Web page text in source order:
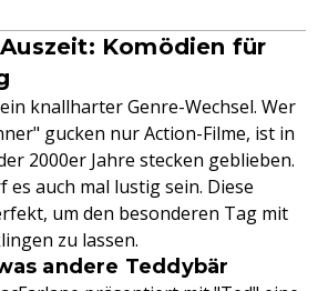
Komödien für
knallharter Genre-Wechsel. Wer
gucken nur Action-Filme, ist in
2000er Jahre stecken geblieben.
es auch mal lustig sein. Diese
um den besonderen Tag mit
zu lassen.
andere Teddybär